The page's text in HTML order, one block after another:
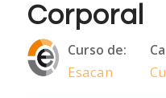
Corporal
Curso de:
Esacan